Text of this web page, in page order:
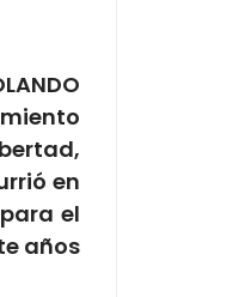
en
el
años